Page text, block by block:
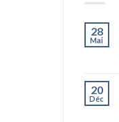
28
Mai
20
Déc